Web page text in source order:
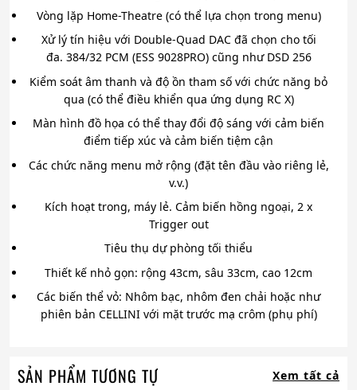
Vòng lặp Home-Theatre (có thể lựa chọn trong menu)
Xử lý tín hiệu với Double-Quad DAC đã chọn cho tối
đa. 384/32 PCM (ESS 9028PRO) cũng như DSD 256
Kiểm soát âm thanh và độ ồn tham số với chức năng bỏ
qua (có thể điều khiển qua ứng dụng RC X)
Màn hình đồ họa có thể thay đổi độ sáng với cảm biến
điểm tiếp xúc và cảm biến tiệm cận
Các chức năng menu mở rộng (đặt tên đầu vào riêng lẻ,
v.v.)
Kích hoạt trong, máy lẻ. Cảm biến hồng ngoại, 2 x
Trigger out
Tiêu thụ dự phòng tối thiểu
Thiết kế nhỏ gọn: rộng 43cm, sâu 33cm, cao 12cm
Các biến thể vỏ: Nhôm bạc, nhôm đen chải hoặc như
phiên bản CELLINI với mặt trước mạ crôm (phụ phí)
SẢN PHẨM TƯƠNG TỰ Xem tất cả